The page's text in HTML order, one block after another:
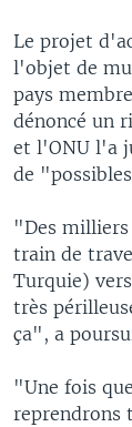
Le projet
l'objet de
pays
dénoncé un
et l'ONU l'a
de
"Des milliers
train de
Turquie)
très
ça", a
"Une fois
reprendrons